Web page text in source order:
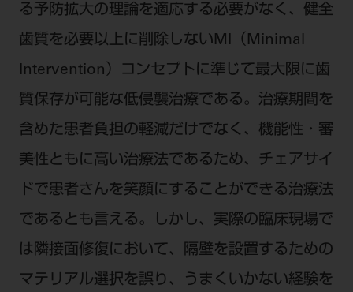
る予防拡大の理論を適応する必要がなく、健全
歯質を必要以上に削除しないMI（Minimal
Intervention）コンセプトに準じて最大限に歯
質保存が可能な低侵襲治療である。治療期間を
含めた患者負担の軽減だけでなく、機能性・審
美性ともに高い治療法であるため、チェアサイ
ドで患者さんを笑顔にすることができる治療法
であるとも言える。しかし、実際の臨床現場で
は隣接面修復において、隔壁を設置するための
マテリアル選択を誤り、うまくいかない経験を
受付時間 月～金 9:00～17:00 （祝日・夏季休
暇、年末年始を除く）
歯科医療従事者専用窓口となります。
業所へお問い合わせ願います。
企業情報
個人情報保護方針 特定商取引について
ご利用規約 SNSアカウント利用規約
推奨環境 サイトマップ